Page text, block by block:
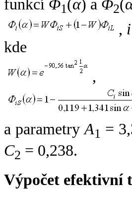
funkcí Φ1(α) a Φ2(
, i
kde
,
a parametryA1 =
C2 = 0,238.
Výpočet